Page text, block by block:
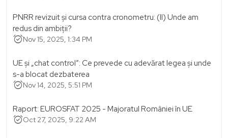
PNRR revizuit și cursa contra cronometru: (II) Unde am
redus din ambiții?
alarm_onNov 15, 2025, 1:34 PM
UE și „chat control”: Ce prevede cu adevărat legea și unde
s-a blocat dezbaterea
alarm_onNov 14, 2025, 5:51 PM
Raport: EUROSFAT 2025 - Majoratul României în UE
alarm_onOct 27, 2025, 9:22 AM